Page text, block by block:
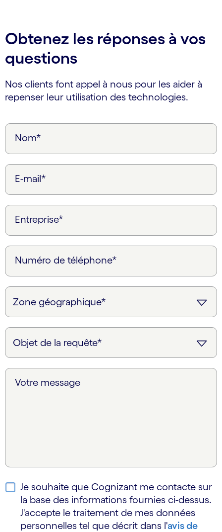
Obtenez les réponses à vos
questions
Nos clients font appel à nous pour les aider à
repenser leur utilisation des technologies.
Nom*
E-mail*
Entreprise*
Numéro de téléphone*
Votre message
Je souhaite que Cognizant me contacte sur
la base des informations fournies ci-dessus.
J'accepte le traitement de mes données
personnelles tel que décrit dans l'avis de